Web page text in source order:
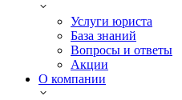
Услуги юриста
База знаний
Вопросы и ответы
Акции
О компании